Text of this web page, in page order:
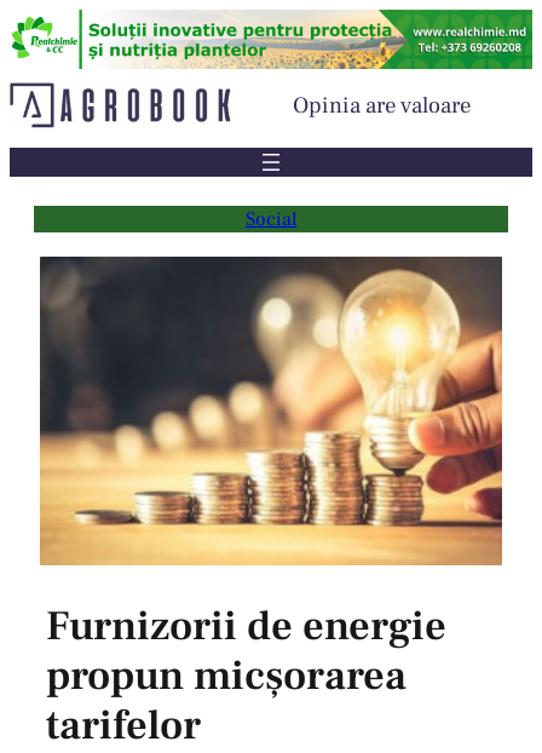
Sari
la
Opinia are valoare
Social
Furnizorii de energie
propun micșorarea
tarifelor